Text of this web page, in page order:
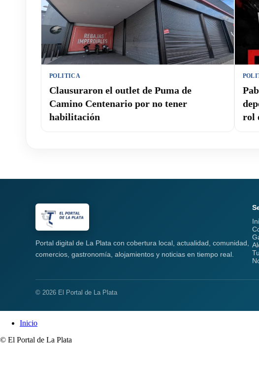
POLITICA
Clausuraron el outlet de Puma de
Camino Centenario por no tener
habilitación
rol
Portal digital de La Plata con cobertura local, actualidad, comunidad,
comercios, gastronomía, alojamientos y noticias en tiempo real.
© 2026 El Portal de La Plata
Inicio
© El Portal de La Plata